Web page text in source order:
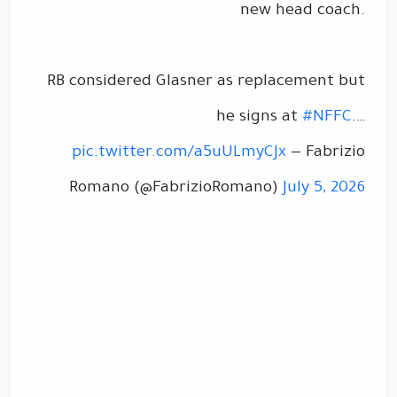
new head coach.
RB considered Glasner as replacement but
he signs at #NFFC.…
pic.twitter.com/a5uULmyCJx — Fabrizio
Romano (@FabrizioRomano)July 5, 2026